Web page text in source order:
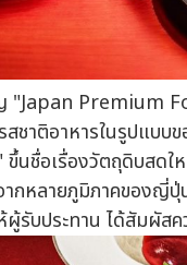
"Japan Premium
สชาติอาหารในรูปแบบ
นชื่อเรื่องวัตถุดิบสดใ
หลายภูมิภาคของญี่ปุ่น
รับประทาน ได้สัมผัส